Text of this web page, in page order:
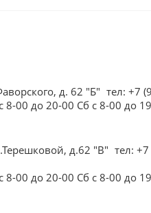
д. 62 "Б" тел: +7
8-00 до 20-00 Сб с 8-00 до
д.62 "В" тел:
8-00 до 20-00 Сб с 8-00 до